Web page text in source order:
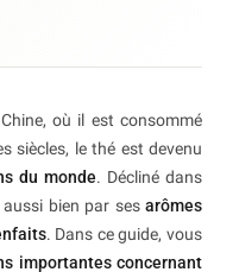
où il est consommé
siècles, le thé est devenu
du monde. Décliné dans
bien par ses arômes
. Dans ce guide, vous
importantes concernant